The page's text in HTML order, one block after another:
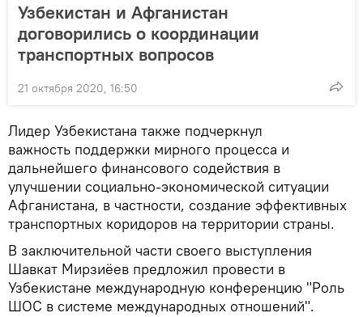
Узбекистан и Афганистан
договорились о координации
транспортных вопросов
21 октября 2020, 16:50
Лидер Узбекистана также подчеркнул
важность поддержки мирного процесса и
дальнейшего финансового содействия в
улучшении социально-экономической ситуации
Афганистана, в частности, создание эффективных
транспортных коридоров на территории страны.
В заключительной части своего выступления
Шавкат Мирзиёев предложил провести в
Узбекистане международную конференцию "Роль
ШОС в системе международных отношений".